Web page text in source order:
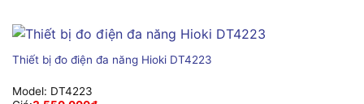
Thiết bị đo điện đa năng Hioki DT4223
Model: DT4223